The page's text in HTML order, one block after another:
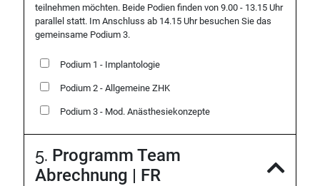
teilnehmen möchten. Beide Podien finden von 9.00 - 13.15 Uhr
parallel statt. Im Anschluss ab 14.15 Uhr besuchen Sie das
gemeinsame Podium 3.
Podium 1 - Implantologie
Podium 2 - Allgemeine ZHK
Podium 3 - Mod. Anästhesiekonzepte
5. Programm Team
Abrechnung | FR